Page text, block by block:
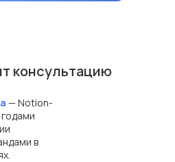
консультацию
— Notion-
в